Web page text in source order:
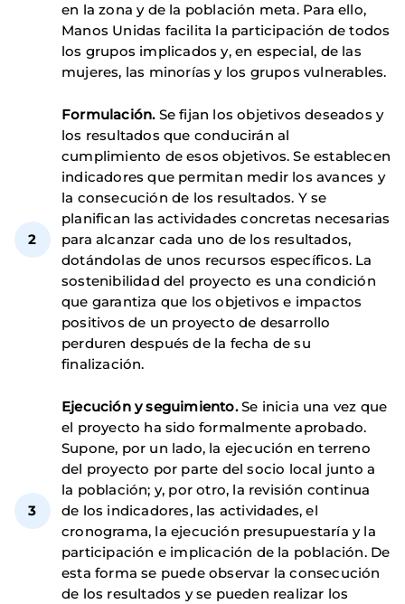
en la zona y de la población meta. Para ello,
Manos Unidas facilita la participación de todos
los grupos implicados y, en especial, de las
mujeres, las minorías y los grupos vulnerables.
Formulación. Se fijan los objetivos deseados y
los resultados que conducirán al
cumplimiento de esos objetivos. Se establecen
indicadores que permitan medir los avances y
la consecución de los resultados. Y se
planifican las actividades concretas necesarias
para alcanzar cada uno de los resultados,
dotándolas de unos recursos específicos. La
sostenibilidad del proyecto es una condición
que garantiza que los objetivos e impactos
positivos de un proyecto de desarrollo
perduren después de la fecha de su
finalización.
Ejecución y seguimiento.Se inicia una vez que
el proyecto ha sido formalmente aprobado.
Supone, por un lado, la ejecución en terreno
del proyecto por parte del socio local junto a
la población; y, por otro, la revisión continua
de los indicadores, las actividades, el
cronograma, la ejecución presupuestaría y la
participación e implicación de la población. De
esta forma se puede observar la consecución
de los resultados y se pueden realizar los